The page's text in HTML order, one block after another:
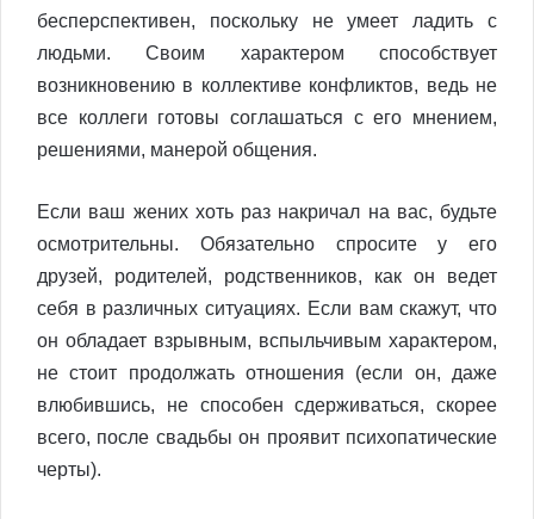
бесперспективен, поскольку не умеет ладить с
людьми. Своим характером способствует
возникновению в коллективе конфликтов, ведь не
все коллеги готовы соглашаться с его мнением,
решениями, манерой общения.
Если ваш жених хоть раз накричал на вас, будьте
осмотрительны. Обязательно спросите у его
друзей, родителей, родственников, как он ведет
себя в различных ситуациях. Если вам скажут, что
он обладает взрывным, вспыльчивым характером,
не стоит продолжать отношения (если он, даже
влюбившись, не способен сдерживаться, скорее
всего, после свадьбы он проявит психопатические
черты).